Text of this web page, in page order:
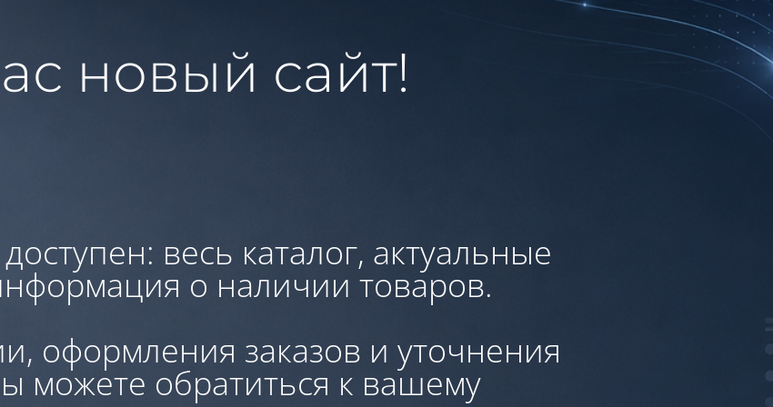
новый сайт!
весь каталог, актуальные
о наличии товаров.
оформления заказов и уточнения
можете обратиться к вашему